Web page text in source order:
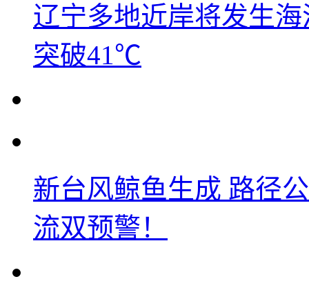
辽宁多地近岸将发生
突破41℃
新台风鲸鱼生成 路径
流双预警！